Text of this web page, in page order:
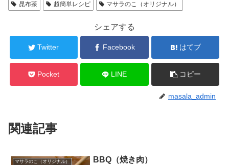
昆布茶
超簡単レシピ マサラのこ（オリジナル）
シェアする
Twitter Facebook はてブ
Pocket LINE コピー
masala_admin
関連記事
マサラのこ（オリジナル） BBQ（焼き肉）